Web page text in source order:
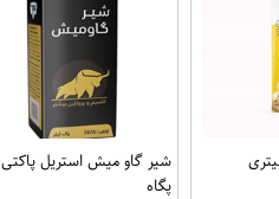
استریل 1 لیتری
شیر گاو میش استریل پاکتی
پگاه